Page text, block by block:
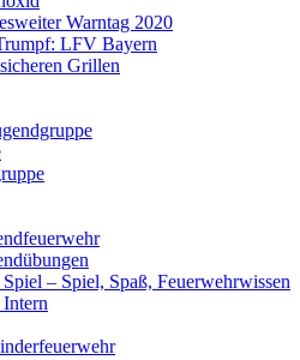
Warntag 2020
LFV Bayern
Grillen
– Spiel, Spaß, Feuerwehrwissen